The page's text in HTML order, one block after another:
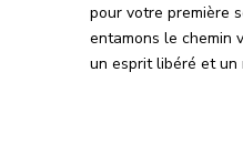
pour votre première
entamons le chemin
un esprit libéré et un